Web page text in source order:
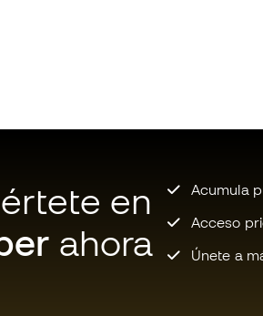
en
ahora
Acumula
Acceso
Únete a